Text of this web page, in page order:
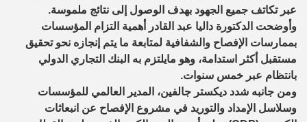
عبر تكاتف جميع الجهود بهدف الوصول إلى نتائج ملموسة.
وأوضحت الدكتورة داليا عبد القادر أهمية التزام المؤسسات
بممارسات الإفصاح والشفافية لمتابعة ما يتم إنجازه نحو تحقيق
مستقبل أكثر استدامة، وهو مايلتزم به البنك التجاري الدولي
بانتظام عبر خمس سنوات.
ومن جانبه شدد ديكستر جالفين، المدير العالمي للمؤسسات
وسلاسل الإمداد والتوريد في مشروع الإفصاح عن انبعاثات